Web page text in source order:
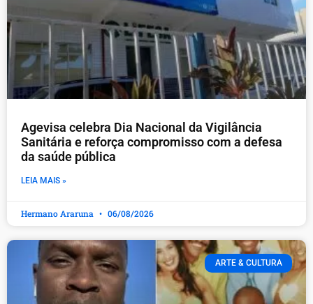
Agevisa celebra Dia Nacional da Vigilância
Sanitária e reforça compromisso com a defesa
da saúde pública
LEIA MAIS »
Hermano Araruna 06/08/2026
ARTE & CULTURA